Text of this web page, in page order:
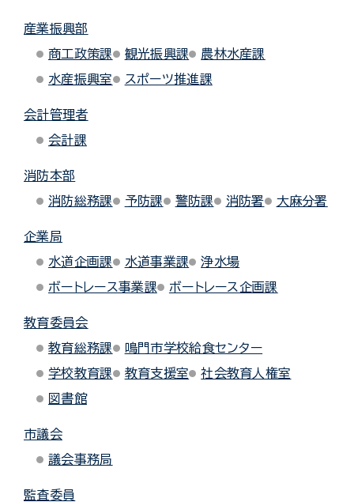
産業振興部
商工政策課
観光振興課
農林水産課
水産振興室
スポーツ推進課
会計管理者
会計課
消防本部
消防総務課
予防課 警防課 消防署 大麻分署
企業局
水道企画課
水道事業課
浄水場
ボートレース事業課
ボートレース企画課
教育委員会
教育総務課
鳴門市学校給食センター
学校教育課
教育支援室
社会教育人権室
図書館
市議会
議会事務局
監査委員